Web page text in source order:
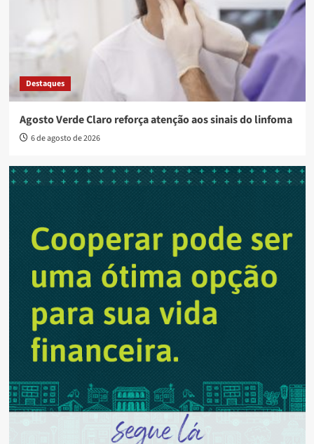
Destaques
Agosto Verde Claro reforça atenção aos sinais do linfoma
6 de agosto de 2026